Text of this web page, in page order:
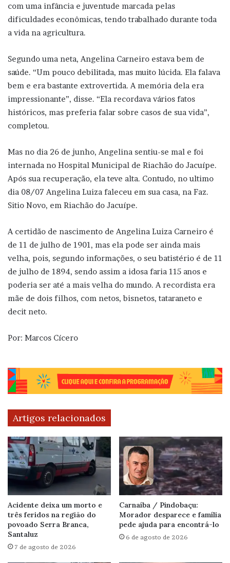
com uma infância e juventude marcada pelas
dificuldades econômicas, tendo trabalhado durante toda
a vida na agricultura.
Segundo uma neta, Angelina Carneiro estava bem de
saúde. “Um pouco debilitada, mas muito lúcida. Ela falava
bem e era bastante extrovertida. A memória dela era
impressionante”, disse. “Ela recordava vários fatos
históricos, mas preferia falar sobre casos de sua vida”,
completou.
Mas no dia 26 de junho, Angelina sentiu-se mal e foi
internada no Hospital Municipal de Riachão do Jacuípe.
Após sua recuperação, ela teve alta. Contudo, no ultimo
dia 08/07 Angelina Luiza faleceu em sua casa, na Faz.
Sitio Novo, em Riachão do Jacuípe.
A certidão de nascimento de Angelina Luiza Carneiro é
de 11 de julho de 1901, mas ela pode ser ainda mais
velha, pois, segundo informações, o seu batistério é de 11
de julho de 1894, sendo assim a idosa faria 115 anos e
poderia ser até a mais velha do mundo. A recordista era
mãe de dois filhos, com netos, bisnetos, tataraneto e
decit neto.
Por: Marcos Cícero
Artigos relacionados
Acidente deixa um morto e
três feridos na região do
povoado Serra Branca,
Santaluz
7 de agosto de 2026
Carnaíba / Pindobaçu:
Morador desparece e família
pede ajuda para encontrá-lo
6 de agosto de 2026